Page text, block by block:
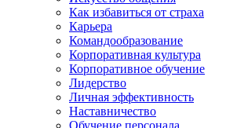
Как избавиться от страха
Карьера
Командообразование
Корпоративная культура
Корпоративное обучение
Лидерство
Личная эффективность
Наставничество
Обучение персонала